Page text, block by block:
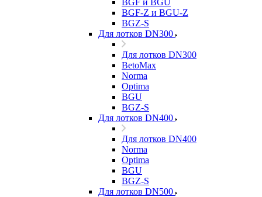
BGF и BGU
BGF-Z и BGU-Z
BGZ-S
Для лотков DN300
Для лотков DN300
BetoMax
Norma
Optima
BGU
BGZ-S
Для лотков DN400
Для лотков DN400
Norma
Optima
BGU
BGZ-S
Для лотков DN500